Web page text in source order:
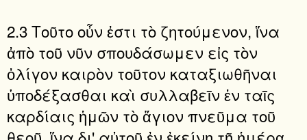
2.3 Τοῦτο οὖν ἐστι τὸ ζητούμενον, ἵνα
ἀπὸ τοῦ νῦν σπουδάσωμεν εἰς τὸν
ὀλίγον καιρὸν τοῦτον καταξιωθῆναι
ὑποδέξασθαι καὶ συλλαβεῖν ἐν ταῖς
καρδίαις ἡμῶν τὸ ἅγιον πνεῦμα τοῦ